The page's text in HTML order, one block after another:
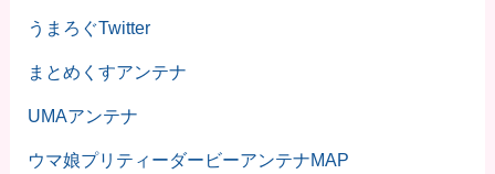
うまろぐTwitter
まとめくすアンテナ
UMAアンテナ
ウマ娘プリティーダービーアンテナMAP